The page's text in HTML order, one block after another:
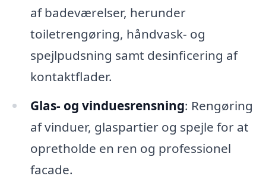
af badeværelser, herunder
toiletrengøring, håndvask- og
spejlpudsning samt desinficering af
kontaktflader.
Glas- og vinduesrensning: Rengøring
af vinduer, glaspartier og spejle for at
opretholde en ren og professionel
facade.